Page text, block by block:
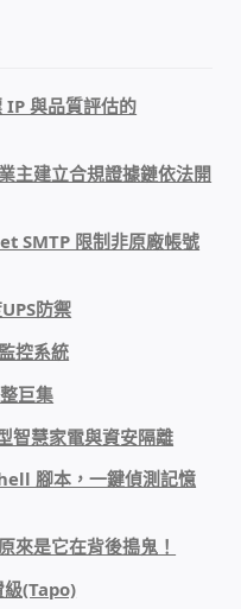
IP 與品質評估的
主建立合規證據鏈依法開
SMTP 限制非原廠帳號
防禦
控系統
巨集
智慧家電與資安隔離
腳本，一鍵偵測記憶
來是它在背後搗鬼！
(Tapo)